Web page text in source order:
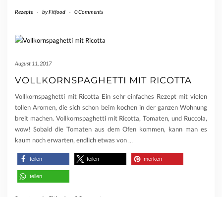
Rezepte - byFitfood - 0 Comments
August 11, 2017
VOLLKORNSPAGHETTI MIT RICOTTA
Vollkornspaghetti mit Ricotta Ein sehr einfaches Rezept mit vielen
tollen Aromen, die sich schon beim kochen in der ganzen Wohnung
breit machen. Vollkornspaghetti mit Ricotta, Tomaten, und Ruccola,
wow! Sobald die Tomaten aus dem Ofen kommen, kann man es
kaum noch erwarten, endlich etwas von
teilen teilen merken
teilen